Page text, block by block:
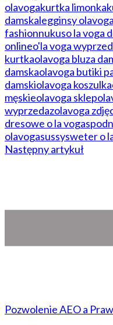
olavogakurtka limonka
damskalegginsy olavoga
fashionnukuso la voga
onlineo'la voga
kurtkaolavoga bluza
damskaolavoga butiki
damskiolavoga koszulka
męskieolavoga sklep
wyprzedazolavoga
dresowe o la voga
olavogasussysweter o
Następny artykuł
Pozwolenie AEO a